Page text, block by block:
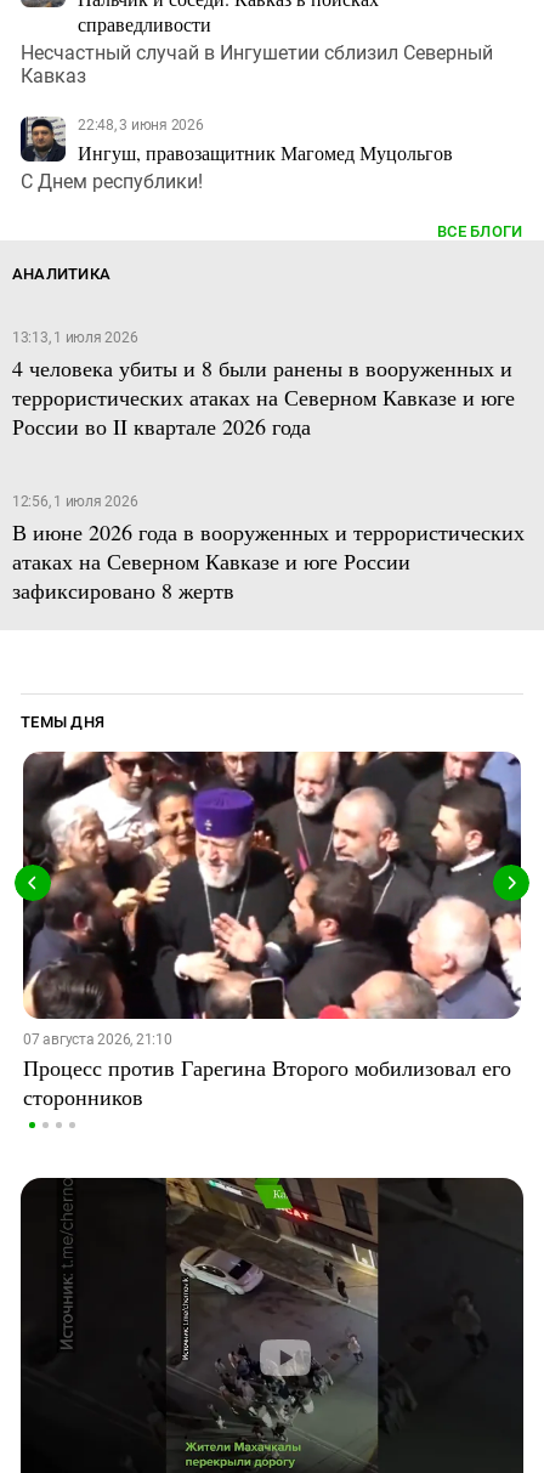
справедливости
Несчастный случай в Ингушетии сблизил Северный
Кавказ
22:48, 3 июня 2026
Ингуш, правозащитник Магомед Муцольгов
С Днем республики!
ВСЕ БЛОГИ
АНАЛИТИКА
13:13, 1 июля 2026
4 человека убиты и 8 были ранены в вооруженных и
террористических атаках на Северном Кавказе и юге
России во II квартале 2026 года
12:56, 1 июля 2026
В июне 2026 года в вооруженных и террористических
атаках на Северном Кавказе и юге России
зафиксировано 8 жертв
ТЕМЫ ДНЯ
07 августа 2026, 21:10
Процесс против Гарегина Второго мобилизовал его
сторонников